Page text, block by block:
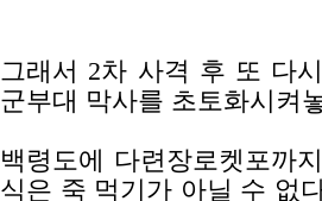
그래서 2차 사격 후 또 다
군부대 막사를 초토화시켜
백령도에 다련장로켓포까
식은 죽 먹기가 아닐 수 없